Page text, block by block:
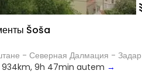
Šoša
- Северная Далмация - Задар
934km, 9h 47min autem →